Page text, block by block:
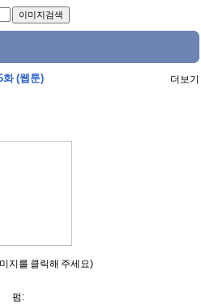
화 (웹툰) 더보기
지를 클릭해 주세요)
펌: